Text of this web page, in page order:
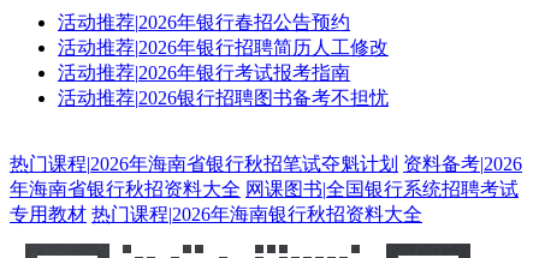
活动推荐|2026年银行春招公告预约
活动推荐|2026年银行招聘简历人工修改
活动推荐|2026年银行考试报考指南
活动推荐|2026银行招聘图书备考不担忧
热门课程|2026年海南省银行秋招笔试夺魁计划 资料备考|2026
年海南省银行秋招资料大全 网课图书|全国银行系统招聘考试
专用教材 热门课程|2026年海南银行秋招资料大全